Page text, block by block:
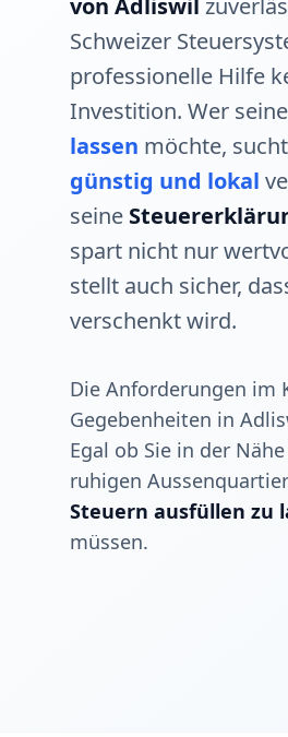
von Adliswil
Schweizer
professionelle Hilfe
Investition. Wer seine
lassen möchte,
günstig und lokal
seine
spart nicht nur
stellt auch sicher,
verschenkt wird.
Die Anforderungen im
Gegebenheiten in
Egal ob Sie in der
ruhigen
Steuern ausfüllen zu
müssen.